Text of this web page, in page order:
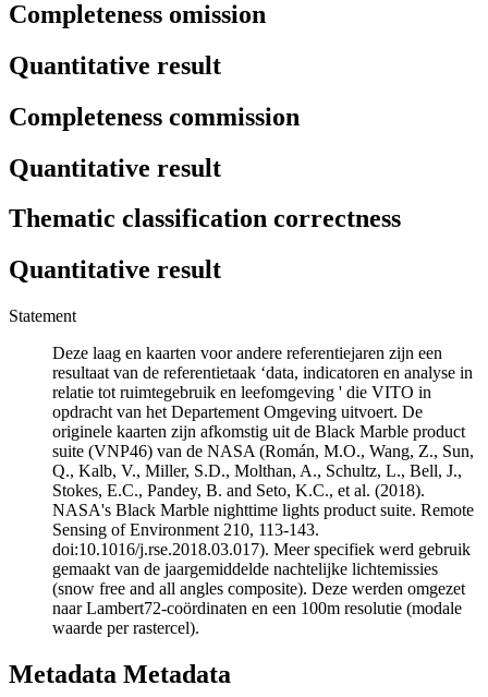
Completeness omission
Quantitative result
Completeness commission
Quantitative result
Thematic classification correctness
Quantitative result
Statement
Deze laag en kaarten voor andere referentiejaren zijn een
resultaat van de referentietaak ‘data, indicatoren en analyse in
relatie tot ruimtegebruik en leefomgeving ' die VITO in
opdracht van het Departement Omgeving uitvoert. De
originele kaarten zijn afkomstig uit de Black Marble product
suite (VNP46) van de NASA (Román, M.O., Wang, Z., Sun,
Q., Kalb, V., Miller, S.D., Molthan, A., Schultz, L., Bell, J.,
Stokes, E.C., Pandey, B. and Seto, K.C., et al. (2018).
NASA's Black Marble nighttime lights product suite. Remote
Sensing of Environment 210, 113-143.
doi:10.1016/j.rse.2018.03.017). Meer specifiek werd gebruik
gemaakt van de jaargemiddelde nachtelijke lichtemissies
(snow free and all angles composite). Deze werden omgezet
naar Lambert72-coördinaten en een 100m resolutie (modale
waarde per rastercel).
Metadata Metadata